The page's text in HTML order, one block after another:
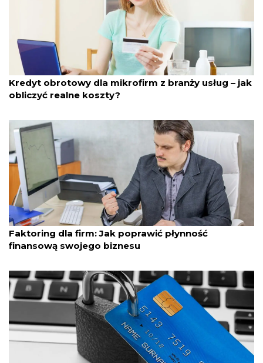
przez Katarzyna Kot 12/02/2026
Kredyt obrotowy dla mikrofirm z branży usług – jak
obliczyć realne koszty?
przez Katarzyna Kot 25/01/2026
Faktoring dla firm: Jak poprawić płynność
finansową swojego biznesu